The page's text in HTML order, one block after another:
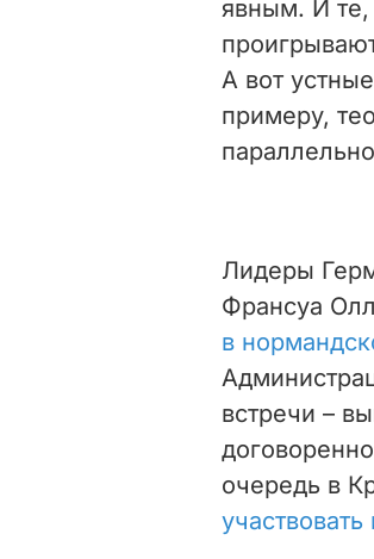
явным. И те,
А вот
примеру,
Лидеры
Франсуа
в
встречи –
очередь в